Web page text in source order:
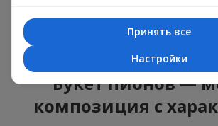
цветочном салоне вы можете найти
цветов с доставкой, чтобы ваш подарок
ароматом оказался незабываемым.
Букет пионов —
композиция с
Принять все
Настройки